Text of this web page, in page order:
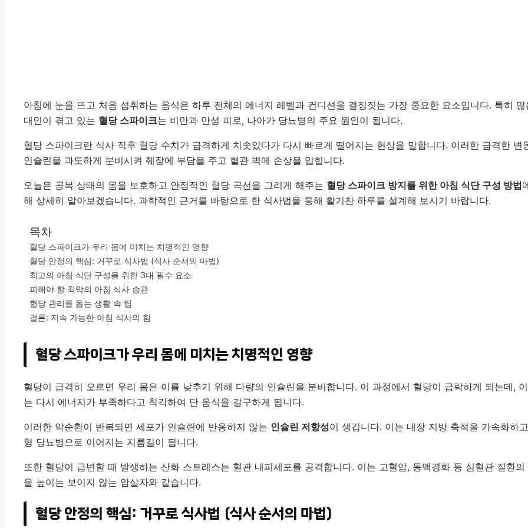
아침에 눈을 뜨고 처음 섭취하는 음식은 하루 전체의 에너지 레벨과 컨디션을 결정짓는 가장 중요한 요소입니다. 특히 많
대인이 겪고 있는 혈당 스파이크는 비만과 만성 피로, 나아가 당뇨병의 주요 원인이 됩니다.
혈당 스파이크란 식사 직후 혈당 수치가 급격하게 치솟았다가 다시 빠르게 떨어지는 현상을 말합니다. 이러한 급격한 변
인슐린을 과도하게 분비시켜 췌장에 부담을 주고 혈관 벽에 손상을 입힙니다.
오늘은 공복 상태의 몸을 보호하고 안정적인 혈당 곡선을 그리게 해주는 혈당 스파이크 방지를 위한 아침 식단 구성 방법
해 상세히 알아보겠습니다. 과학적인 근거를 바탕으로 한 식사법을 통해 활기찬 하루를 설계해 보시기 바랍니다.
목차
혈당 스파이크가 우리 몸에 미치는 치명적인 영향
혈당 안정의 핵심: 거꾸로 식사법 (식사 순서의 마법)
최고의 아침 식단 구성을 위한 3대 필수 요소
피해야 할 최악의 아침 식사 습관
혈당 관리를 돕는 생활 속 팁
결론: 지속 가능한 아침 식사의 힘
혈당 스파이크가 우리 몸에 미치는 치명적인 영향
혈당이 급격히 오르면 우리 몸은 이를 낮추기 위해 다량의 인슐린을 분비합니다. 이 과정에서 혈당이 급락하게 되는데,
는 다시 에너지가 부족하다고 착각하여 단 음식을 갈구하게 됩니다.
이러한 악순환이 반복되면 세포가 인슐린에 반응하지 않는 인슐린 저항성이 생깁니다. 이는 내장 지방 축적을 가속화하
형 당뇨병으로 이어지는 지름길이 됩니다.
또한 혈당이 급변할 때 발생하는 산화 스트레스는 혈관 내피세포를 공격합니다. 이는 고혈압, 동맥경화 등 심혈관 질환의
을 높이는 보이지 않는 암살자와 같습니다.
혈당 안정의 핵심: 거꾸로 식사법 (식사 순서의 마법)